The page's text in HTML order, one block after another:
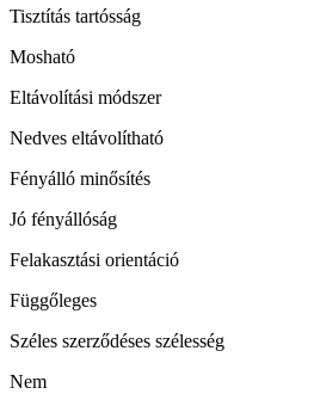
Tisztítás tartósság
Mosható
Eltávolítási módszer
Nedves eltávolítható
Fényálló minősítés
Jó fényállóság
Felakasztási orientáció
Függőleges
Széles szerződéses szélesség
Nem